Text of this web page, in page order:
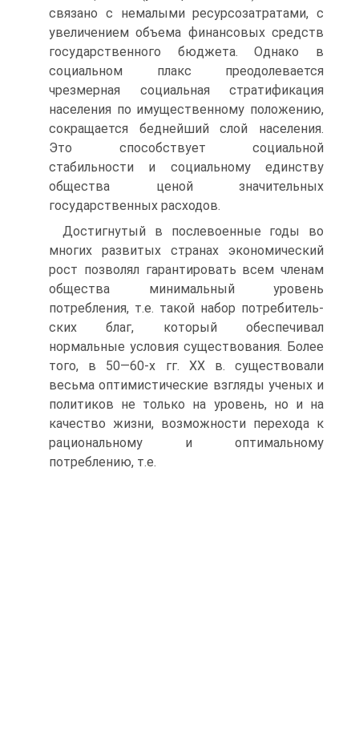
связано с немалыми ресурсозатратами, с
увеличе­нием объема финансовых средств
государственного бюджета. Одна­ко в
социальном плакс преодолевается
чрезмерная социальная стратификация
населения по имущественному положению,
сокра­щается беднейший слой населения.
Это способствует социальной
стабильности и социальному единству
общества ценой значитель­ных
государственных расходов.
Достигнутый в послевоенные годы во
многих развитых странах экономический
рост позволял гарантировать всем членам
общества минимальный уровень
потребления, т.е. такой набор потребитель­
ских благ, который обеспечивал
нормальные условия существова­ния. Более
того, в 50—60-х гг. XX в. существовали
весьма оптими­стические взгляды ученых и
политиков не только на уровень, но и на
качество жизни, возможности перехода к
рациональному и оп­тимальному
потреблению, т.е.